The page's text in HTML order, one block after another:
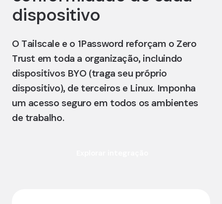
dispositivo
O Tailscale e o 1Password reforçam o Zero
Trust em toda a organização, incluindo
dispositivos BYO (traga seu próprio
dispositivo), de terceiros e Linux. Imponha
um acesso seguro em todos os ambientes
de trabalho.